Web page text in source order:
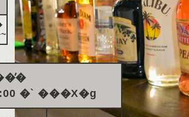
�` ���X�g